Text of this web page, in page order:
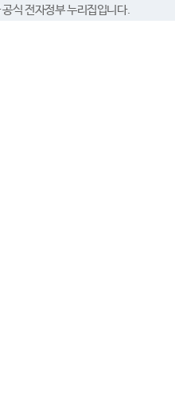
식 전자정부 누리집입니다.